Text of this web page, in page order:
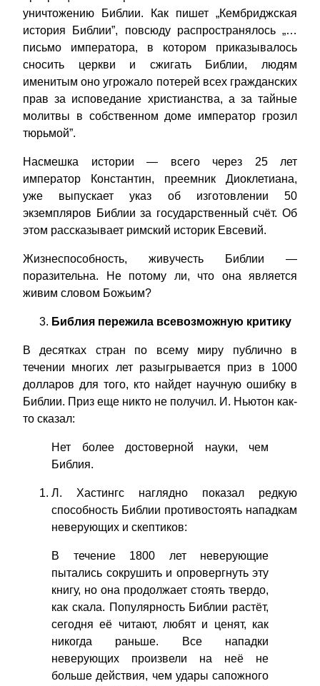
уничтожению Библии. Как пишет „Кембриджская
история Библии”, повсюду распространялось „…
письмо императора, в котором приказывалось
сносить церкви и сжигать Библии, людям
именитым оно угрожало потерей всех гражданских
прав за исповедание христианства, а за тайные
молитвы в собственном доме император грозил
тюрьмой”.
Насмешка истории — всего через 25 лет
император Константин, преемник Диоклетиана,
уже выпускает указ об изготовлении 50
экземпляров Библии за государственный счёт. Об
этом рассказывает римский историк Евсевий.
Жизнеспособность, живучесть Библии —
поразительна. Не потому ли, что она является
живим словом Божьим?
Библия пережила всевозможную критику
В десятках стран по всему миру публично в
течении многих лет разыгрывается приз в 1000
долларов для того, кто найдет научную ошибку в
Библии. Приз еще никто не получил. И. Ньютон как-
то сказал:
Нет более достоверной науки, чем
Библия.
Л. Хастингс наглядно показал редкую
способность Библии противостоять нападкам
неверующих и скептиков:
В течение 1800 лет неверующие
пытались сокрушить и опровергнуть эту
книгу, но она продолжает стоять твердо,
как скала. Популярность Библии растёт,
сегодня её читают, любят и ценят, как
никогда раньше. Все нападки
неверующих произвели на неё не
больше действия, чем удары сапожного